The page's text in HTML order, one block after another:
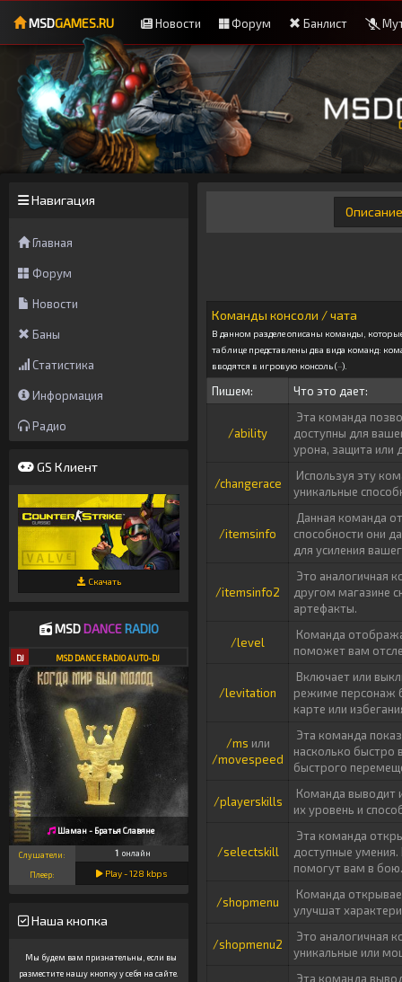
MSDGAMES.RU Новости Форум Банлист
Навигация
Главная
Форум
Новости
Баны
Статистика
Информация
Радио
GS Клиент
Скачать
MSDDANCE RADIO
DJ MSD DANCE RADIO AUTO-DJ
Шаман - Братья Славяне
Слушатели: 1 онлайн
Плеер: Play -128 kbps
Наша кнопка
Мы будем вам признательны, если вы
разместите нашу кнопку у себя на сайте.
Описание
Команды консоли / чата
В данном разделе описаны команды,
таблице представлены два вида команд:
вводятся в игровую консоль (~).
Пишем: Что это дает:
/ability
Эта команда
доступны для
урона, защита или
/changerace
Используя эту
уникальные
/itemsinfo
Данная команда
способности они
для усиления
/itemsinfo2
Это аналогичная
другом магазине
артефакты.
/level
Команда
поможет вам
/levitation
Включает или
режиме персонаж
карте или
/ms или
/movespeed
Эта команда
насколько быстро
быстрого
/playerskills
Команда выводит
их уровень и
/selectskill
Эта команда
доступные
помогут вам в бою.
/shopmenu
Команда
улучшат
/shopmenu2
Это аналогичная
уникальные или
Эта команда